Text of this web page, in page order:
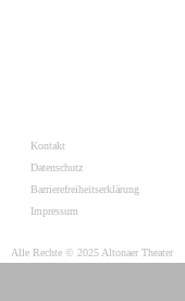
Kontakt
Datenschutz
Barrierefreiheitserklärung
Impressum
Alle Rechte © 2025 Altonaer Theater